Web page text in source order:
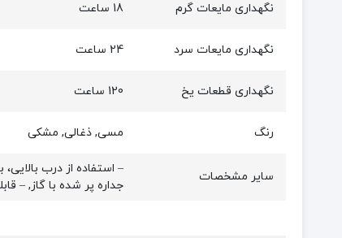
نگهداری مایعات گرم 18 ساعت
نگهداری مایعات سرد 24 ساعت
نگهداری قطعات یخ 120 ساعت
رنگ مسی, ذغالی, مشکی
سایر مشخصات
جداره پر شده با گاز, –